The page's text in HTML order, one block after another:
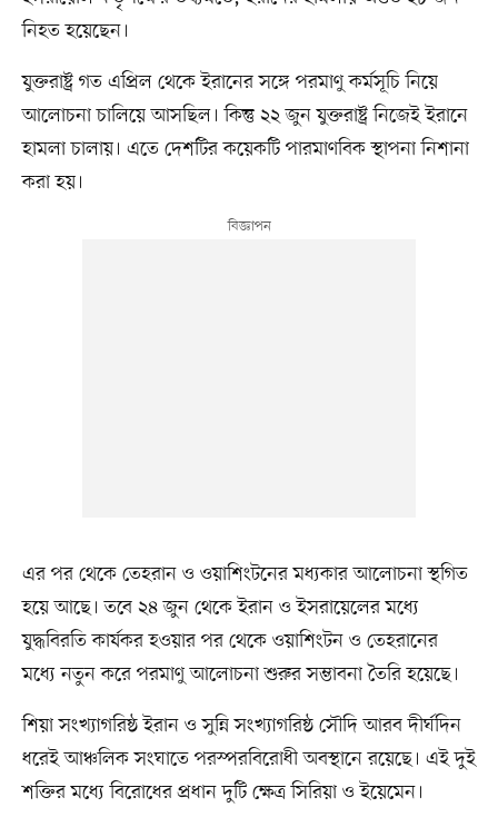
নিহত হয়েছেন।
যুক্তরাষ্ট্র গত এপ্রিল থেকে ইরানের সঙ্গে পরমাণু কর্মসূচি নিয়ে
আলোচনা চালিয়ে আসছিল। কিন্তু ২২ জুন যুক্তরাষ্ট্র নিজেই ইরানে
হামলা চালায়। এতে দেশটির কয়েকটি পারমাণবিক স্থাপনা নিশানা
করা হয়।
এর পর থেকে তেহরান ও ওয়াশিংটনের মধ্যকার আলোচনা স্থগিত
হয়ে আছে। তবে ২৪ জুন থেকে ইরান ও ইসরায়েলের মধ্যে
যুদ্ধবিরতি কার্যকর হওয়ার পর থেকে ওয়াশিংটন ও তেহরানের
মধ্যে নতুন করে পরমাণু আলোচনা শুরুর সম্ভাবনা তৈরি হয়েছে।
শিয়া সংখ্যাগরিষ্ঠ ইরান ও সুন্নি সংখ্যাগরিষ্ঠ সৌদি আরব দীর্ঘদিন
ধরেই আঞ্চলিক সংঘাতে পরস্পরবিরোধী অবস্থানে রয়েছে। এই দুই
শক্তির মধ্যে বিরোধের প্রধান দুটি ক্ষেত্র সিরিয়া ও ইয়েমেন।